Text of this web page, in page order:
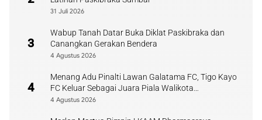
31 Juli 2026
3
Wabup Tanah Datar Buka Diklat Paskibraka dan
Canangkan Gerakan Bendera
4 Agustus 2026
4
Menang Adu Pinalti Lawan Galatama FC, Tigo Kayo
FC Keluar Sebagai Juara Piala Walikota
Payakumbuh
4 Agustus 2026